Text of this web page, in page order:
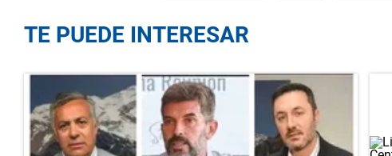
TE PUEDE INTERESAR